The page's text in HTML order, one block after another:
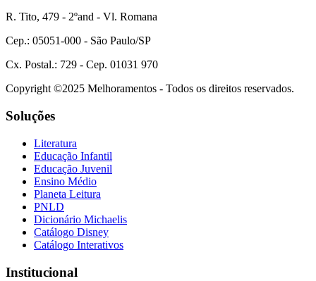
R. Tito, 479 - 2ºand - Vl. Romana
Cep.: 05051-000 - São Paulo/SP
Cx. Postal.: 729 - Cep. 01031 970
Copyright ©2025 Melhoramentos - Todos os direitos reservados.
Soluções
Literatura
Educação Infantil
Educação Juvenil
Ensino Médio
Planeta Leitura
PNLD
Dicionário Michaelis
Catálogo Disney
Catálogo Interativos
Institucional